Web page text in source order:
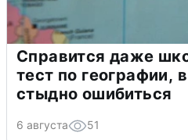
Справится даже
тест по географии,
стыдно ошибиться
6 августа 51